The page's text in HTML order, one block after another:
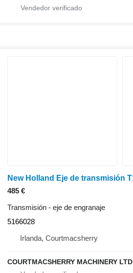
485 €
Transmisión - eje de engranaje
5166028
Irlanda, Courtmacsherry
COURTMACSHERRY MACHINERY LTD